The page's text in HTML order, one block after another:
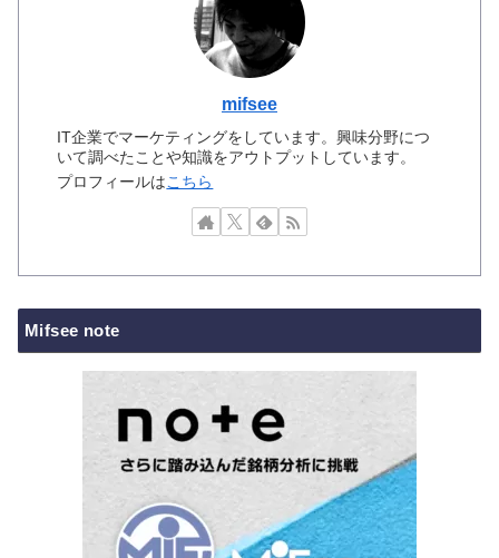
mifsee
IT企業でマーケティングをしています。興味分野につ
いて調べたことや知識をアウトプットしています。
プロフィールはこちら
Mifsee note